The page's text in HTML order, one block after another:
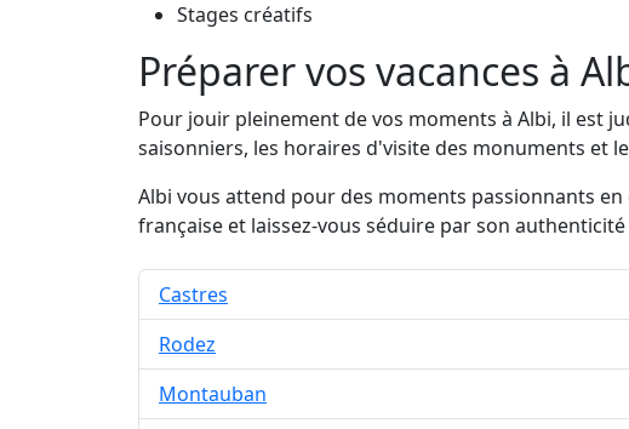
Stages créatifs
Préparer vos vacances à
Pour jouir pleinement de vos moments à Albi, il est
saisonniers, les horaires d'visite des monuments et
Albi vous attend pour des moments passionnants
française et laissez-vous séduire par son
Castres
Rodez
Montauban